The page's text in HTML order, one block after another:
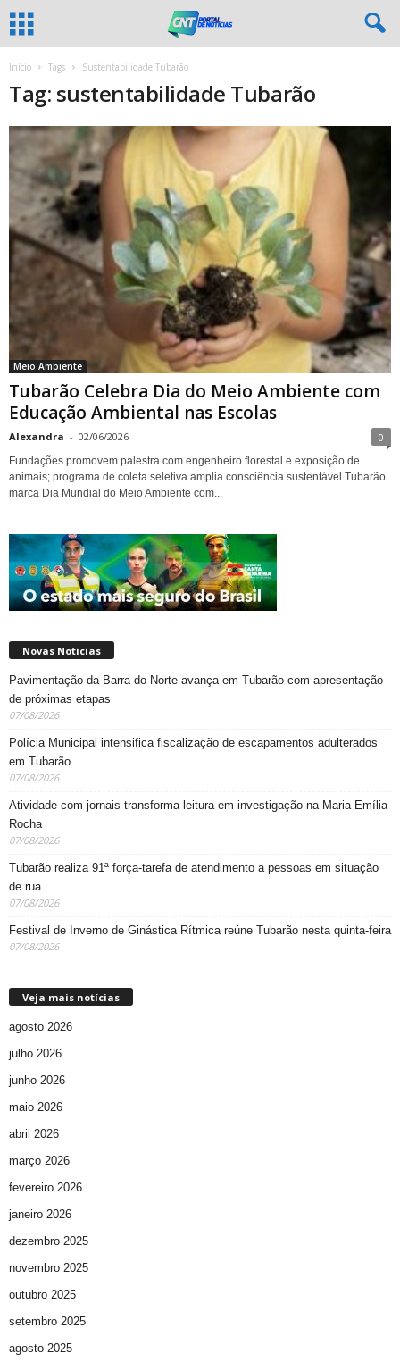
Início Tags Sustentabilidade Tubarão
Tag: sustentabilidade Tubarão
Meio Ambiente
Tubarão Celebra Dia do Meio Ambiente com
Educação Ambiental nas Escolas
Alexandra - 02/06/2026 0
Fundações promovem palestra com engenheiro florestal e exposição de
animais; programa de coleta seletiva amplia consciência sustentável Tubarão
marca Dia Mundial do Meio Ambiente com...
Novas Noticias
Pavimentação da Barra do Norte avança em Tubarão com apresentação
de próximas etapas
07/08/2026
Polícia Municipal intensifica fiscalização de escapamentos adulterados
em Tubarão
07/08/2026
Atividade com jornais transforma leitura em investigação na Maria Emília
Rocha
07/08/2026
Tubarão realiza 91ª força-tarefa de atendimento a pessoas em situação
de rua
07/08/2026
Festival de Inverno de Ginástica Rítmica reúne Tubarão nesta quinta-feira
07/08/2026
Veja mais notícias
agosto 2026
julho 2026
junho 2026
maio 2026
abril 2026
março 2026
fevereiro 2026
janeiro 2026
dezembro 2025
novembro 2025
outubro 2025
setembro 2025
agosto 2025